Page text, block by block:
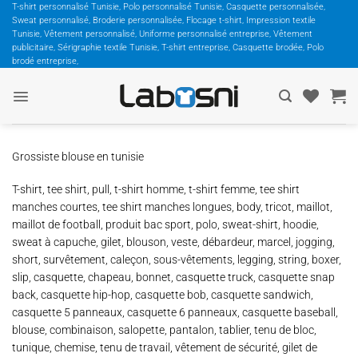
Passer
contenu
T-shirt personnalisé Tunisie, Polo personnalisé Tunisie, Casquette personnalisée,
Sweat personnalisé, Broderie personnalisée, Flocage t-shirt, Impression textile
Tunisie, Vêtement personnalisé, Uniforme personnalisé entreprise, Vêtement
publicitaire, Sérigraphie textile Tunisie, T-shirt entreprise, Casquette brodée, Polo
brodé entreprise,
Grossiste blouse en tunisie
T-shirt, tee shirt, pull, t-shirt homme, t-shirt femme, tee shirt
manches courtes, tee shirt manches longues, body, tricot, maillot,
maillot de football, produit bac sport, polo, sweat-shirt, hoodie,
sweat à capuche, gilet, blouson, veste, débardeur, marcel, jogging,
short, survêtement, caleçon, sous-vêtements, legging, string, boxer,
slip, casquette, chapeau, bonnet, casquette truck, casquette snap
back, casquette hip-hop, casquette bob, casquette sandwich,
casquette 5 panneaux, casquette 6 panneaux, casquette baseball,
blouse, combinaison, salopette, pantalon, tablier, tenu de bloc,
tunique, chemise, tenu de travail, vêtement de sécurité, gilet de